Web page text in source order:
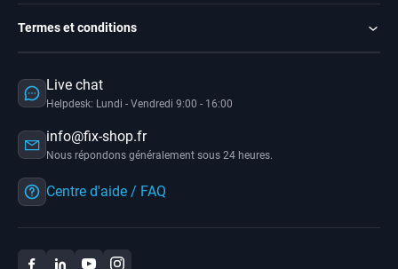
Termes et conditions
Live chat
Helpdesk: Lundi - Vendredi 9:00 - 16:00
info@fix-shop.fr
Nous répondons généralement sous 24 heures.
Centre d'aide / FAQ